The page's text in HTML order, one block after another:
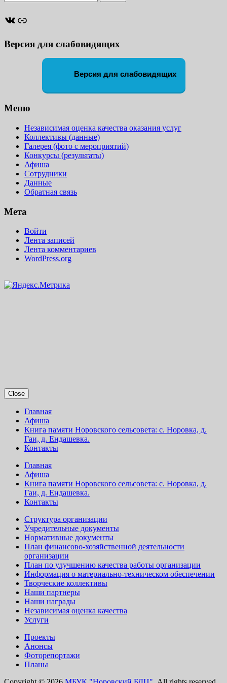
ВКонтакте
Ссылка
Версия для слабовидящих
Версия для слабовидящих
Меню
Независимая оценка качества оказания услуг
Коллективы (данные)
Галерея (фото с мероприятий)
Конкурсы (результаты)
Афиша
Сотрудники
Данные
Обратная связь
Мета
Войти
Лента записей
Лента комментариев
WordPress.org
Close
Главная
Афиша
Книга памяти Норовского сельсовета: с. Норовка, д.
Гаи, д. Ендашевка.
Контакты
Главная
Афиша
Книга памяти Норовского сельсовета: с. Норовка, д.
Гаи, д. Ендашевка.
Контакты
Структура организации
Учредительные документы
Нормативные документы
План финансово-хозяйственной деятельности
организации
План по улучшению качества работы организации
Информация о материально-техническом обеспечении
Творческие коллективы
Наши партнеры
Наши награды
Независимая оценка качества
Услуги
Проекты
Анонсы
Фоторепортажи
Планы